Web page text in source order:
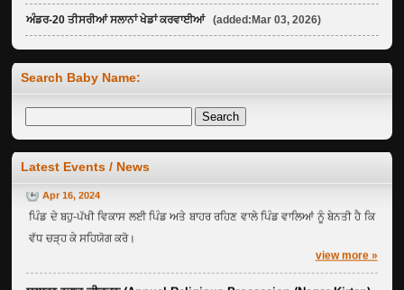
ਅੰਡਰ-20 ਤੀਸਰੀਆਂ ਸਲਾਨਾਂ ਖੇਡਾਂ ਕਰਵਾਈਆਂ (added:Mar 03, 2026)
Search Baby Name:
Latest Events / News
Welcome to Ghalkalan Website ...
Welcome by: Rajpal Singh +91 82830 40738 whats App only
Overseas Ghal Kalan
Apr 16, 2024
ਪਿੰਡ ਦੇ ਬਹੁ-ਪੱਖੀ ਵਿਕਾਸ ਲਈ ਪਿੰਡ ਅਤੇ ਬਾਹਰ ਰਹਿਣ ਵਾਲੇ ਪਿੰਡ ਵਾਲਿਆਂ ਨੂੰ ਬੇਨਤੀ ਹੈ ਕਿ
ਸਲਾਨਾ ਨਗਰ ਕੀਰਤਨ (Annual Religious Procession (Nagar Kirtan)